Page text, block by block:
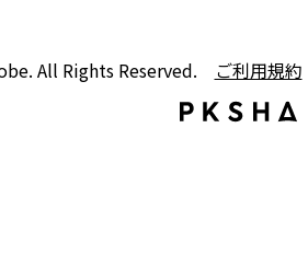
All Rights Reserved. ご利用規約